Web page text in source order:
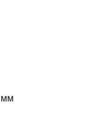
мм